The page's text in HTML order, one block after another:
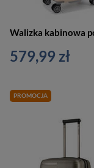
579,99 zł
PROMOCJA